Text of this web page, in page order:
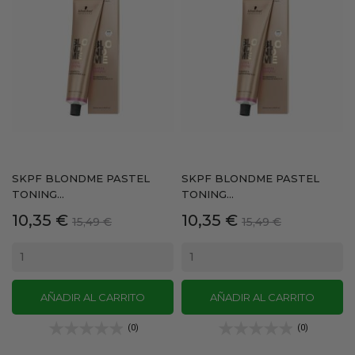
SKPF BLONDME PASTEL
TONING...
Precio
10,35 € Precio
15,49 €
AÑADIR AL CARRITO
(0)
SKPF BLONDME PASTEL
TONING...
Precio
10,35 € Precio
15,49 €
AÑADIR AL CARRITO
(0)